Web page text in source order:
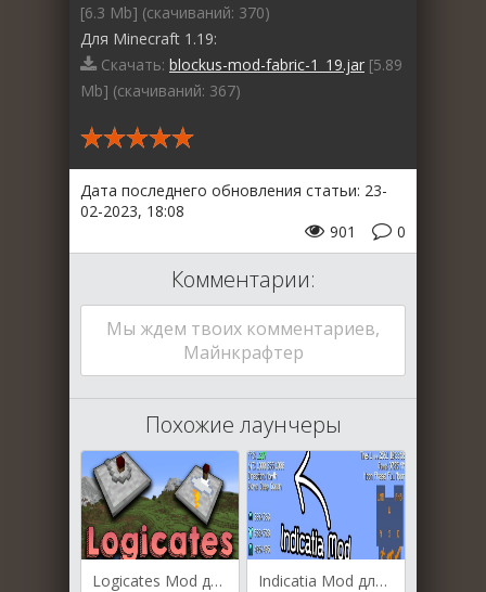
[6.3 Mb] (cкачиваний: 370)
Для Minecraft 1.19:
Скачать: blockus-mod-fabric-1_19.jar [5.89
Mb] (cкачиваний: 367)
Дата последнего обновления статьи: 23-
02-2023, 18:08
0
901
Комментарии:
Мы ждем твоих комментариев,
Майнкрафтер
Похожие лаунчеры
Logicates Mod для Майнкрафт [1.19.2, 1.19.1, 1.18.2] Indicatia Mod для Майнкрафт [1.19.3, 1.19.2, 1.19]